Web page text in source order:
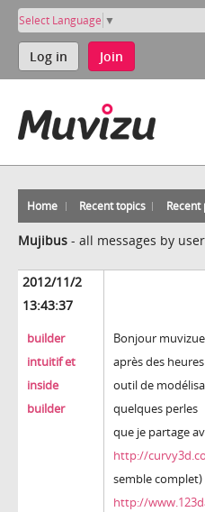
Select Language ▼
Log in Join
Home Recent topics Recent
Mujibus - all messages by user
2012/11/2
13:43:37
builder
intuitif et
inside
builder
Bonjour
après des
outil de
quelques perles
que je partage
http://
semble complet)
http://